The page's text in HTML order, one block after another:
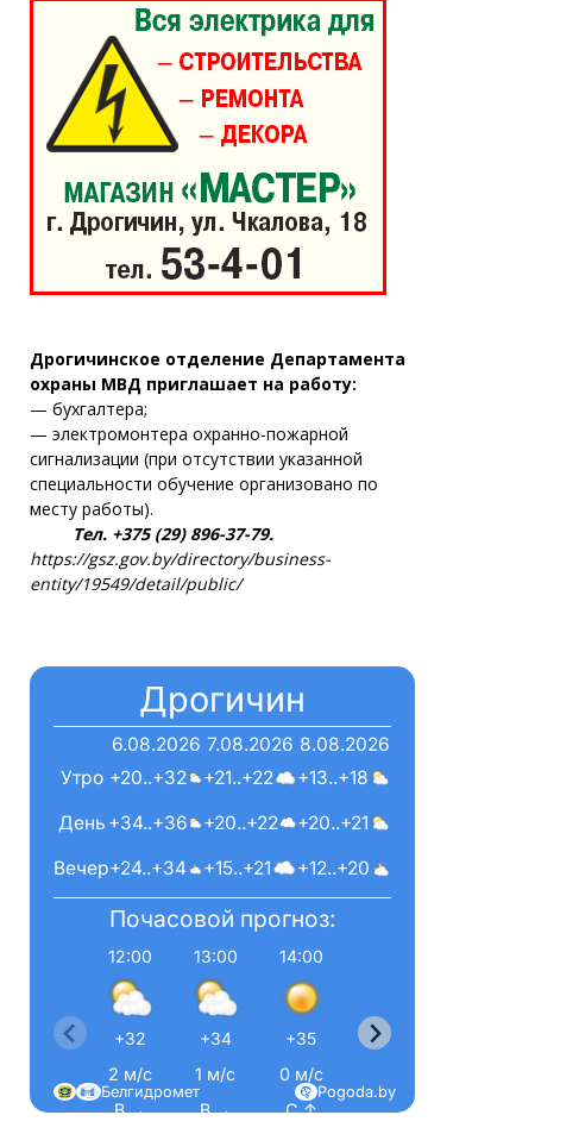
Дрогичинское отделение Департамента
охраны МВД приглашает на работу:
— бухгалтера;
— электромонтера охранно-пожарной
сигнализации (при отсутствии указанной
специальности обучение организовано по
месту работы).
Тел. +375 (29) 896-37-79.
https://gsz.gov.by/directory/business-
entity/19549/detail/public/
Дрогичин
6.08.2026
+20..+32
+34..+36
+24..+34
7.08.2026
+21..+22
+20..+22
+15..+21
8.08.2026
+13..+18
+20..+21
+12..+20
Вечер
День
Утро
Почасовой прогноз:
12:00
+32
2 м/с
В →
13:00
+34
1 м/с
В →
14:00
+35
0 м/с
С ↑
+36
Ю ↓
Pogoda.by
Белгидромет